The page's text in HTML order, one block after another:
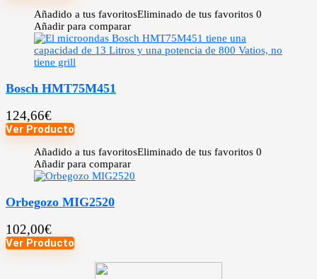
Añadido a tus favoritosEliminado de tus favoritos 0
Añadir para comparar
Bosch HMT75M451
124,66€
Ver Producto
Añadido a tus favoritosEliminado de tus favoritos 0
Añadir para comparar
Orbegozo MIG2520
102,00€
Ver Producto